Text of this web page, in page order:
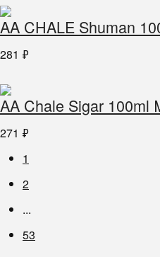
AA CHALE Shuman
281 ₽
AA Chale Sigar 100ml
271 ₽
1
2
...
53